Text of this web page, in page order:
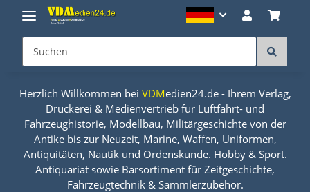
Herzlich Willkommen bei VDMedien24.de - Ihrem Verlag,
Druckerei & Medienvertrieb für Luftfahrt- und
Fahrzeughistorie, Modellbau, Militärgeschichte von der
Antike bis zur Neuzeit, Marine, Waffen, Uniformen,
Antiquitäten, Nautik und Ordenskunde. Hobby & Sport.
Antiquariat sowie Barsortiment für Zeitgeschichte,
Fahrzeugtechnik & Sammlerzubehör.